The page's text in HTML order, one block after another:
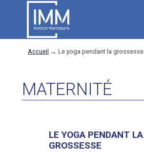
Accueil → Le yoga pendant la grossesse
MATERNITÉ
LE YOGA PENDANT LA
GROSSESSE